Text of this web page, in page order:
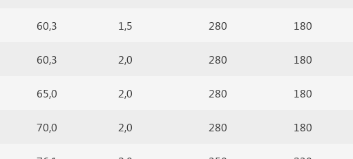
60,3 1,5 280 180
60,3 2,0 280 180
65,0 2,0 280 180
70,0 2,0 280 180